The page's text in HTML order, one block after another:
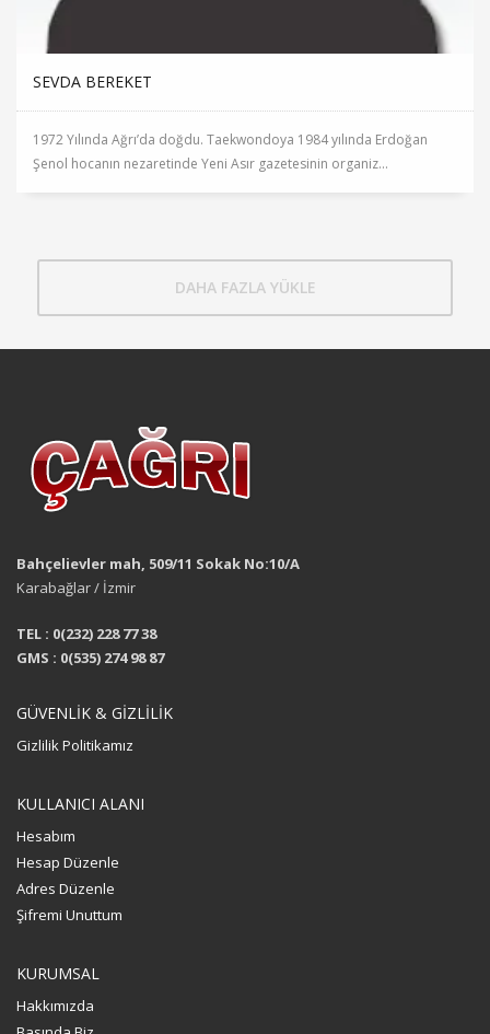
SEVDA BEREKET
1972 Yılında Ağrı’da doğdu. Taekwondoya 1984 yılında Erdoğan
Şenol hocanın nezaretinde Yeni Asır gazetesinin organiz...
DAHA FAZLA YÜKLE
Bahçelievler mah, 509/11 Sokak No:10/A
Karabağlar / İzmir
TEL : 0(232) 228 77 38
GMS : 0(535) 274 98 87
GÜVENLİK & GİZLİLİK
Gizlilik Politikamız
KULLANICI ALANI
Hesabım
Hesap Düzenle
Adres Düzenle
Şifremi Unuttum
KURUMSAL
Hakkımızda